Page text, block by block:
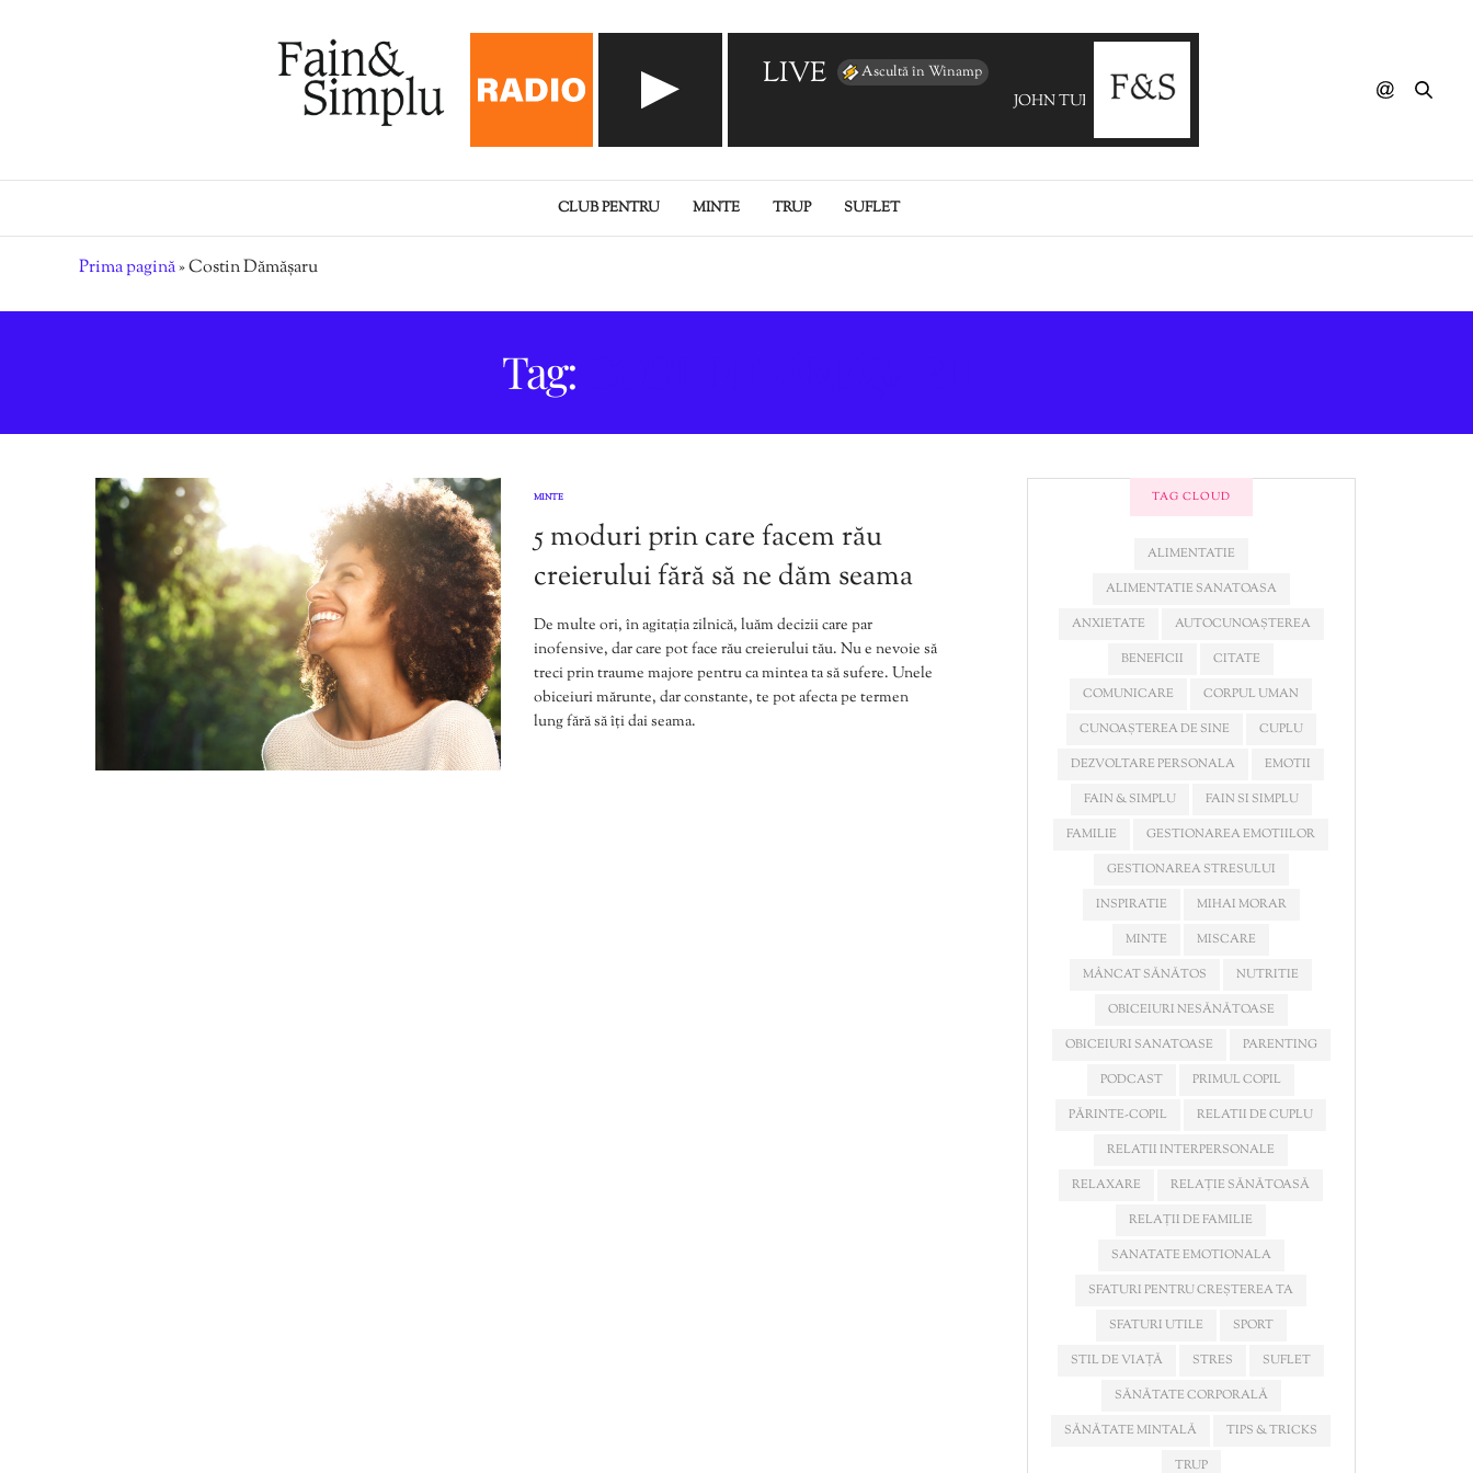
LIVE Ascultă în Winamp
JOHN TURRELL - Everyman (FAB SAMPERI)
CLUB PENTRU MINTE TRUP SUFLET
Prima pagină»Costin Dămășaru
Tag:
MINTE
5 moduri prin care facem rău
creierului fără să ne dăm seama
De multe ori, în agitația zilnică, luăm decizii care par
inofensive, dar care pot face rău creierului tău. Nu e nevoie să
treci prin traume majore pentru ca mintea ta să sufere. Unele
obiceiuri mărunte, dar constante, te pot afecta pe termen
lung fără să îți dai seama.
TAG CLOUD
ALIMENTATIE
ALIMENTATIE SANATOASA
ANXIETATE
AUTOCUNOAȘTEREA
BENEFICII
CITATE
COMUNICARE
CORPUL UMAN
CUNOAȘTEREA DE SINE
CUPLU
DEZVOLTARE PERSONALA
EMOTII
FAIN & SIMPLU
FAIN SI SIMPLU
FAMILIE
GESTIONAREA EMOTIILOR
GESTIONAREA STRESULUI
INSPIRATIE
MIHAI MORAR
MINTE
MISCARE
MÂNCAT SĂNĂTOS
NUTRITIE
OBICEIURI NESĂNĂTOASE
OBICEIURI SANATOASE
PARENTING
PODCAST
PRIMUL COPIL
PĂRINTE-COPIL
RELATII DE CUPLU
RELATII INTERPERSONALE
RELAXARE
RELAȚIE SĂNĂTOASĂ
RELAȚII DE FAMILIE
SANATATE EMOTIONALA
SFATURI PENTRU CREȘTEREA TA
SFATURI UTILE
SPORT
STIL DE VIAȚĂ
STRES
SUFLET
SĂNĂTATE CORPORALĂ
SĂNĂTATE MINTALĂ
TIPS & TRICKS
TRUP